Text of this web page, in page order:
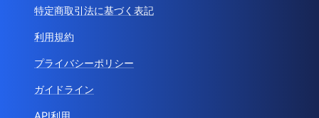
特定商取引法に基づく表記
利用規約
プライバシーポリシー
ガイドライン